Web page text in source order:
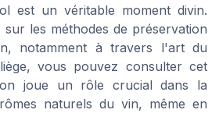
est un véritable moment divin.
les méthodes de préservation
notamment à travers l'art du
vous pouvez consulter cet
joue un rôle crucial dans la
naturels du vin, même en